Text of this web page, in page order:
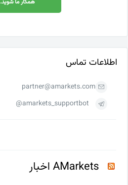
همکار ما شوید.
اطلاعات تماس
partner@amarkets.com
amarkets_supportbot@
AMarkets اخبار